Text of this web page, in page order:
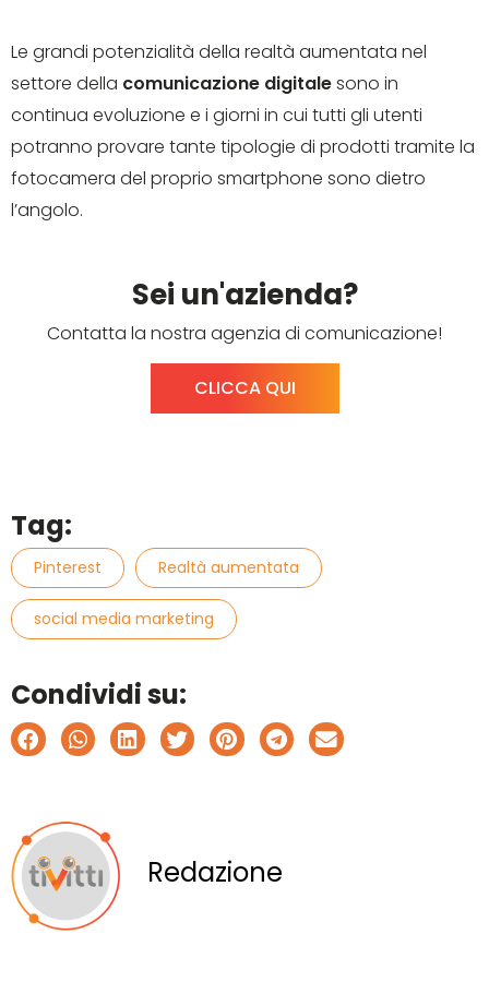
Le grandi potenzialità della realtà aumentata nel
settore della comunicazione digitalesono in
continua evoluzione e i giorni in cui tutti gli utenti
potranno provare tante tipologie di prodotti tramite la
fotocamera del proprio smartphone sono dietro
l’angolo.
Sei un'azienda?
Contatta la nostra agenzia di comunicazione!
CLICCA QUI
Tag:
Pinterest Realtà aumentata
social media marketing
Condividi su:
Redazione